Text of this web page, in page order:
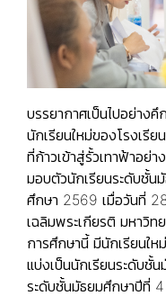
บรรยากาศเป็นไปอย่าง
นักเรียนใหม่ของโรงเรี
ที่ก้าวเข้าสู่รั้วเทาฟ้าอย่
มอบตัวนักเรียนระดับชั้น
ศึกษา 2569 เมื่อวันที่
เฉลิมพระเกียรติ มหาวิ
การศึกษานี้ มีนักเรียนใ
แบ่งเป็นนักเรียนระดับชั้
ระดับชั้นมัธยมศึกษาปีที่